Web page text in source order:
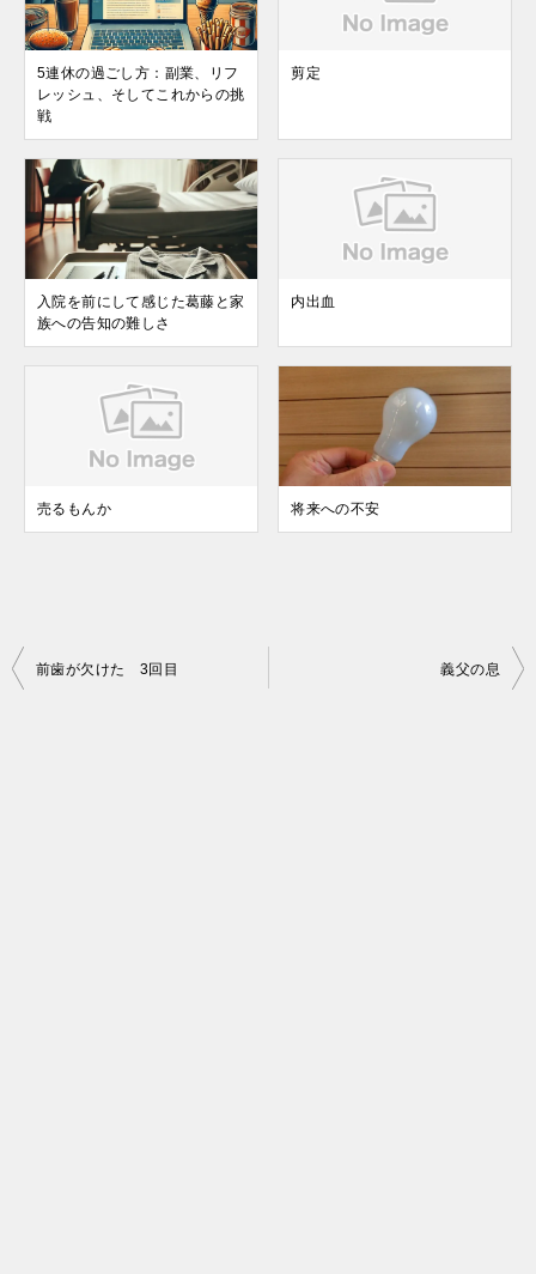
5連休の過ごし方：副業、リフ
レッシュ、そしてこれからの挑
戦
剪定
入院を前にして感じた葛藤と家
族への告知の難しさ
内出血
売るもんか 将来への不安
投
前歯が欠けた 3回目 義父の息